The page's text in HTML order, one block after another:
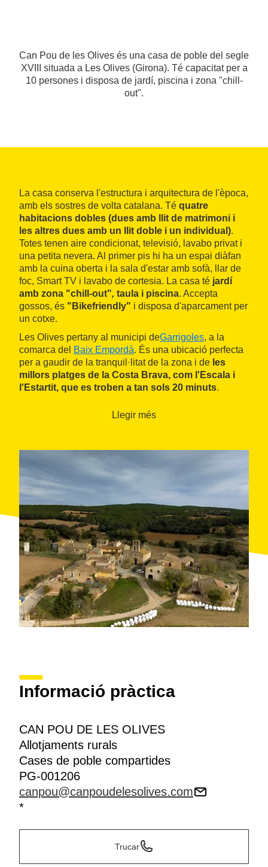
Can Pou de les Olives és una casa de poble del segle
XVIII situada a Les Olives (Girona). Té capacitat per a
10 persones i disposa de jardí, piscina i zona "chill-
out".
La casa conserva l'estructura i arquitectura de l'època,
amb els sostres de volta catalana. Té quatre
habitacions dobles (dues amb llit de matrimoni i
les altres dues amb un llit doble i un individual).
Totes tenen aire condicionat, televisió, lavabo privat i
una petita nevera. Al primer pis hi ha un espai diàfan
amb la cuina oberta i la sala d'estar amb sofà, llar de
foc, Smart TV i lavabo de cortesia. La casa té jardí
amb zona "chill-out", taula i piscina. Accepta
gossos, és "Bikefriendly" i disposa d'aparcament per
un cotxe.
Les Olives pertany al municipi deGarrigoles, a la
comarca del Baix Empordà. És una ubicació perfecta
per a gaudir de la tranquil·litat de la zona i de les
millors platges de la Costa Brava, com l'Escala i
l'Estartit, que es troben a tan sols 20 minuts.
lúdiques, culturals, esportives i gastronòmiques
Llegir més
Informació pràctica
CAN POU DE LES OLIVES
Allotjaments rurals
Cases de poble compartides
PG-001206
canpou@canpoudelesolives.com
*
Trucar